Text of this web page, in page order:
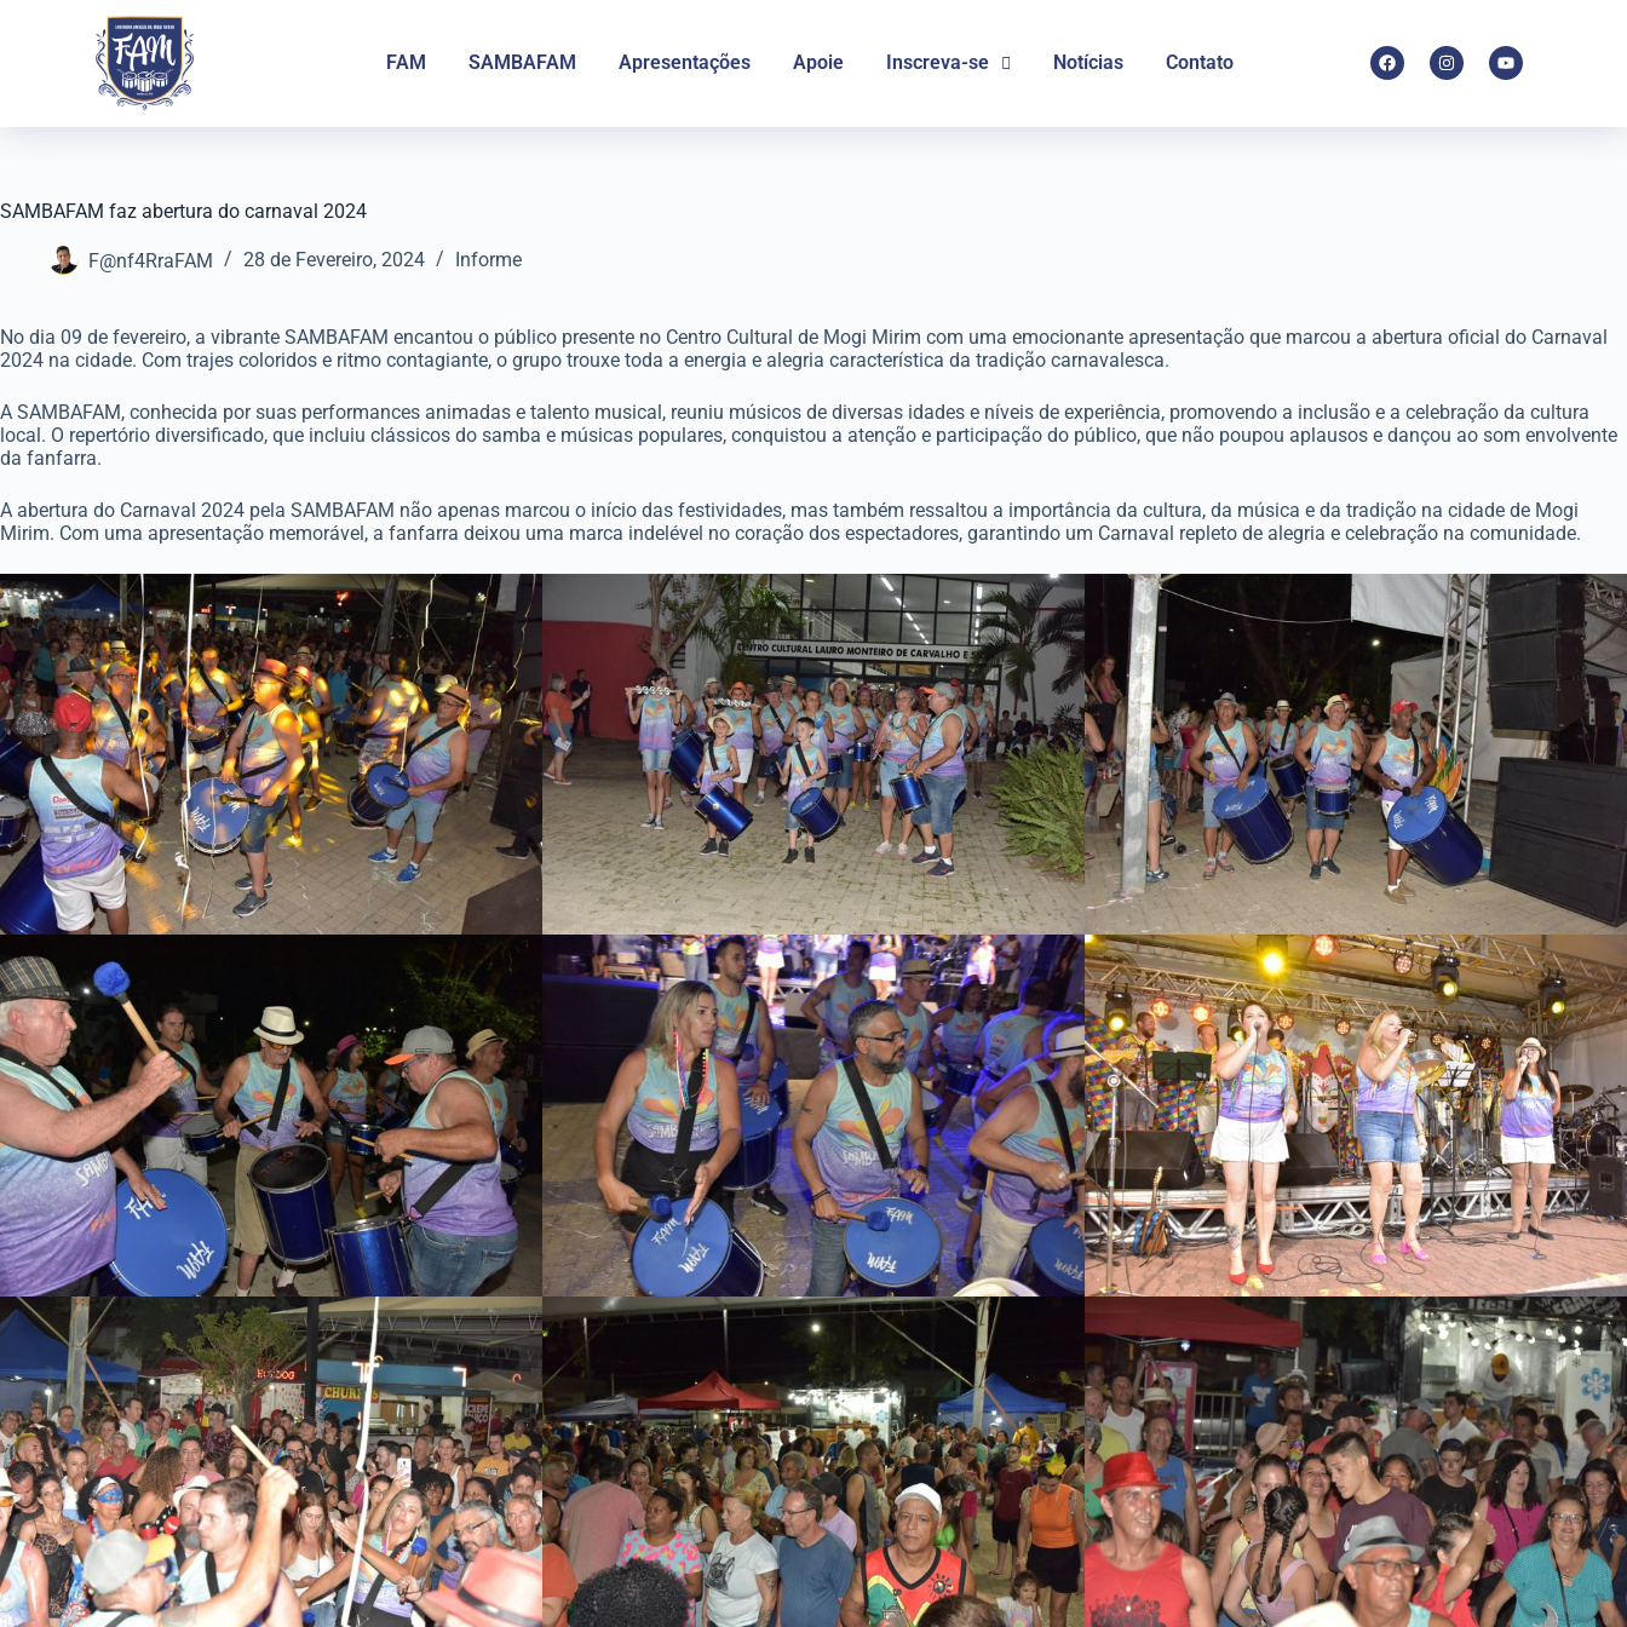
FAM SAMBAFAM Apresentações Apoie Inscreva-se Notícias Contato
SAMBAFAM faz abertura do carnaval 2024
F@nf4RraFAM 28 de Fevereiro, 2024 Informe
No dia 09 de fevereiro, a vibrante SAMBAFAM encantou o público presente no Centro Cultural de Mogi Mirim com uma emocionante apresentação que marcou a abertura oficial do Carnaval
2024 na cidade. Com trajes coloridos e ritmo contagiante, o grupo trouxe toda a energia e alegria característica da tradição carnavalesca.
A SAMBAFAM, conhecida por suas performances animadas e talento musical, reuniu músicos de diversas idades e níveis de experiência, promovendo a inclusão e a celebração da cultura
local. O repertório diversificado, que incluiu clássicos do samba e músicas populares, conquistou a atenção e participação do público, que não poupou aplausos e dançou ao som envolvente
da fanfarra.
A abertura do Carnaval 2024 pela SAMBAFAM não apenas marcou o início das festividades, mas também ressaltou a importância da cultura, da música e da tradição na cidade de Mogi
Mirim. Com uma apresentação memorável, a fanfarra deixou uma marca indelével no coração dos espectadores, garantindo um Carnaval repleto de alegria e celebração na comunidade.